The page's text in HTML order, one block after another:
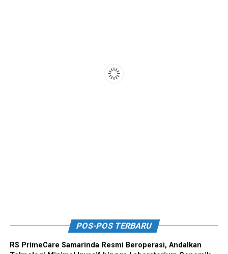
POS-POS TERBARU
RS PrimeCare Samarinda Resmi Beroperasi, Andalkan